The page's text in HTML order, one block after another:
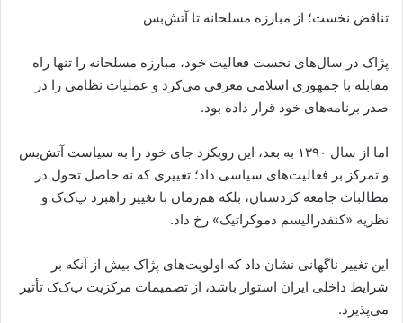
تناقض نخست؛ از مبارزه مسلحانه تا آتش‌بس
پژاک در سال‌های نخست فعالیت خود، مبارزه مسلحانه را تنها راه
مقابله با جمهوری اسلامی معرفی می‌کرد و عملیات نظامی را در
صدر برنامه‌های خود قرار داده بود.
اما از سال ۱۳۹۰ به بعد، این رویکرد جای خود را به سیاست آتش‌بس
و تمرکز بر فعالیت‌های سیاسی داد؛ تغییری که نه حاصل تحول در
مطالبات جامعه کردستان، بلکه هم‌زمان با تغییر راهبرد پ‌ک‌ک و
نظریه «کنفدرالیسم دموکراتیک» رخ داد.
این تغییر ناگهانی نشان داد که اولویت‌های پژاک بیش از آنکه بر
شرایط داخلی ایران استوار باشد، از تصمیمات مرکزیت پ‌ک‌ک تأثیر
می‌پذیرد.